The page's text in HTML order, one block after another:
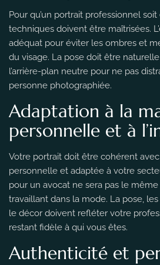
Pour qu’un portrait professionnel
techniques doivent être maîtrisées.
adéquat pour éviter les ombres et
du visage. La pose doit être
l’arrière-plan neutre pour ne pas
personne photographiée.
Adaptation à la
personnelle et à
Votre portrait doit être cohérent
personnelle et adaptée à votre
pour un avocat ne sera pas le
travaillant dans la mode. La pose,
le décor doivent refléter votre
restant fidèle à qui vous êtes.
Authenticité et